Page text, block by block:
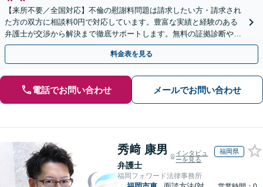
【来所不要／全国対応】不倫の慰謝料問題は請求したい方・請求され
た方の双方に相談料0円で対応しています。豊富な実績と経験のある
弁護士が交渉から解決まで徹底サポートします。無料の証拠診断や着
手金の返還保証もありますので安心してご相談ください。
料金表を見る
電話でお問い合わせ メールでお問い合わせ
秀﨑 康男
弁護士
インタビュ
ーを見る
福岡県
福岡フォワード法律事務所